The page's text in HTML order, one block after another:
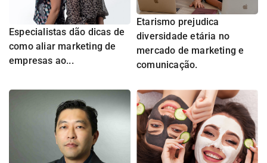
Especialistas dão dicas de
como aliar marketing de
empresas ao...
Etarismo prejudica
diversidade etária no
mercado de marketing e
comunicação.